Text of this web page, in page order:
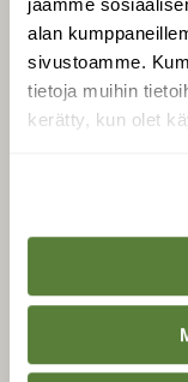
alan
sivustoamme.
tietoja muihin
kerätty, kun olet